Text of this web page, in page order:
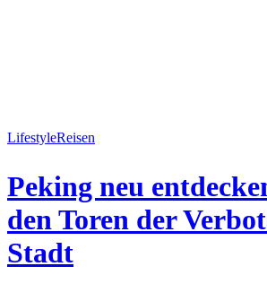
LifestyleReisen
Peking neu
den Toren der
Stadt